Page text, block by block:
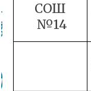
СОШ
№14